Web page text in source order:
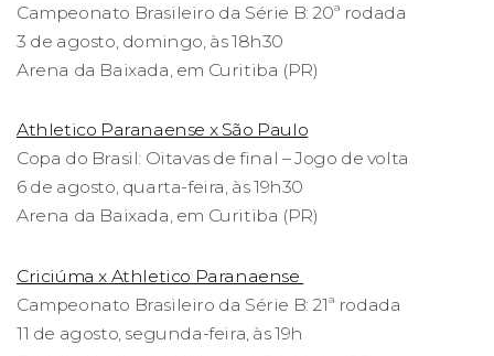
Campeonato Brasileiro da Série B: 20ª rodada
3 de agosto, domingo, às 18h30
Arena da Baixada, em Curitiba (PR)
Athletico Paranaense x São Paulo
Copa do Brasil: Oitavas de final – Jogo de volta
6 de agosto, quarta-feira, às 19h30
Arena da Baixada, em Curitiba (PR)
Criciúma x Athletico Paranaense
Campeonato Brasileiro da Série B: 21ª rodada
11 de agosto, segunda-feira, às 19h